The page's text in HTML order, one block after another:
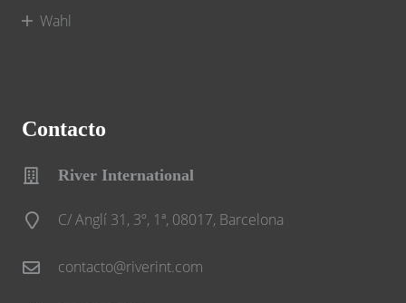
Wahl
Contacto
River International
C/ Anglí 31, 3º, 1ª, 08017, Barcelona
contacto@riverint.com